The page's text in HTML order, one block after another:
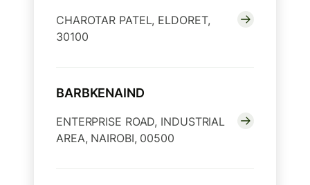
CHAROTAR PATEL, ELDORET,
30100
BARBKENAIND
ENTERPRISE ROAD, INDUSTRIAL
AREA, NAIROBI, 00500